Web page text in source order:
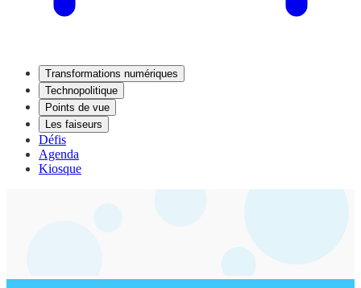
Transformations numériques
Technopolitique
Points de vue
Les faiseurs
Défis
Agenda
Kiosque